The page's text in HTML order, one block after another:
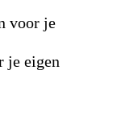
voor je
je eigen